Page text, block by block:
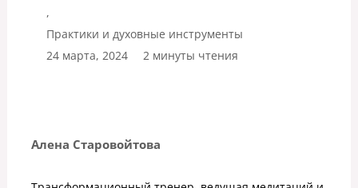
,
Практики и духовные инструменты
24 марта, 2024
2 минуты чтения
Алена Старовойтова